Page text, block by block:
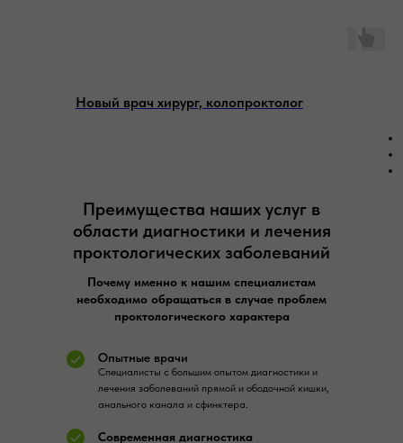
Новый врач хирург, колопроктолог
Опытные врачи
Специалисты с большим опытом диагностики и
лечения заболеваний прямой и ободочной кишки,
анального канала и сфинктера.
Современная диагностика
Преимущества наших услуг в
области диагностики и лечения
проктологических заболеваний
Почему именно к нашим специалистам
необходимо обращаться в случае проблем
проктологического характера